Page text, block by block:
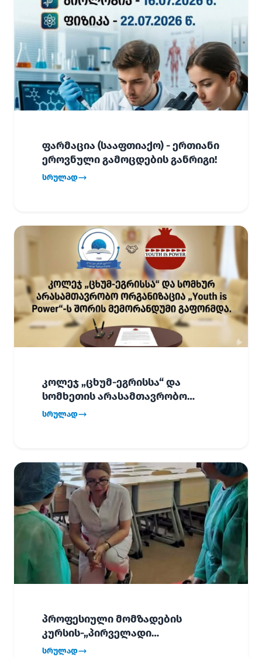
ფარმაცია (სააფთიაქო) - ერთიანი
ეროვნული გამოცდების განრიგი!
სრულად
კოლეჯ „ცხუმ-ეგრისსა“ და
სომხეთის არასამთავრობო
ორგანიზაცია „Youth is Power“-ს
სრულად
პროფესიული მომზადების
კურსის-„პირველადი
გადაუდებელი დახმარება“,
სრულად